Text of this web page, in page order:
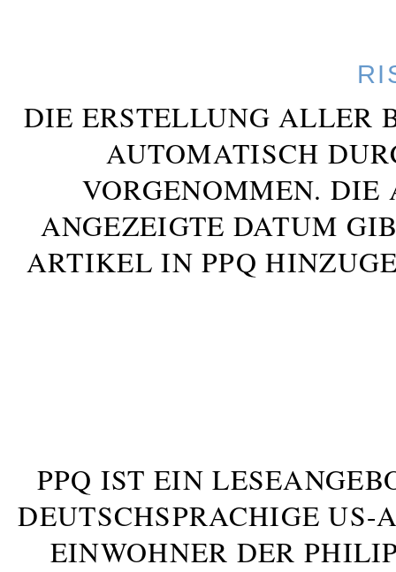
DIE ERSTELLUNG ALLER
AUTOMATISCH
VORGENOMMEN. DIE
ANGEZEIGTE DATUM
ARTIKEL IN PPQ
PPQ IST EIN
DEUTSCHSPRACHIGE US-
INWOHNER DER